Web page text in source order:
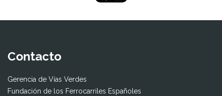
Contacto
Gerencia de Vías Verdes
Fundación de los Ferrocarriles Españoles